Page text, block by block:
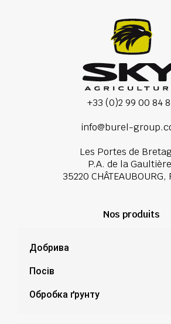
+33 (0)2 99 00 84
info@burel-
Les Portes de
P.A. de la
35220
Nos produits
Добрива
Посів
Обробка ґрунту